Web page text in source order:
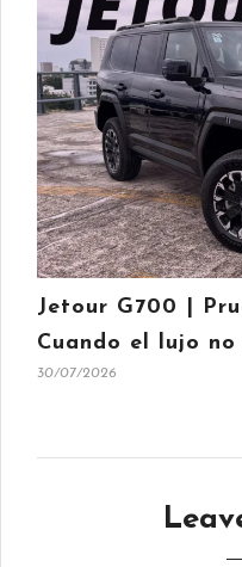
Jetour G700 |
Cuando el lujo
30/07/2026